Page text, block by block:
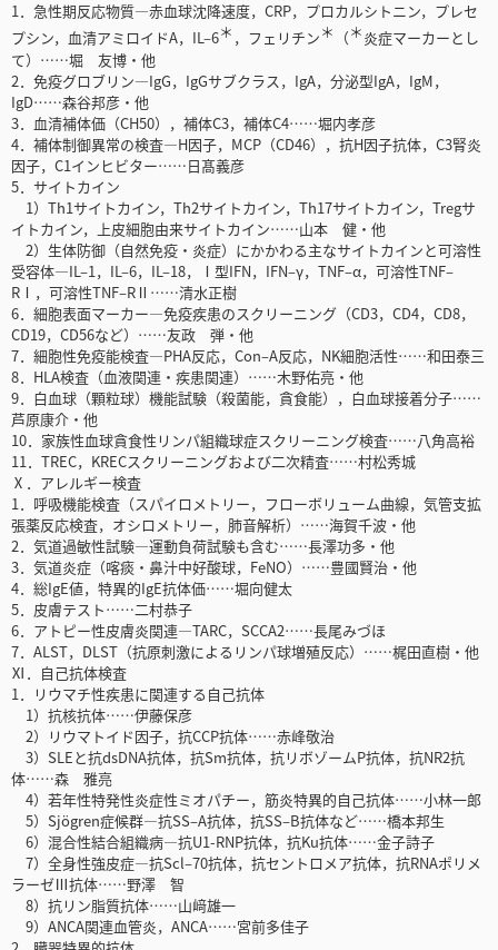
1．急性期反応物質―赤血球沈降速度，CRP，プロカルシトニン，プレセ
プシン，血清アミロイドA，IL‒6＊ ，フェリチン＊ （＊炎症マーカーとし
て）……堀 友博・他
2．免疫グロブリン―IgG，IgGサブクラス，IgA，分泌型IgA，IgM，
IgD……森谷邦彦・他
3．血清補体価（CH50），補体C3，補体C4……堀内孝彦
4．補体制御異常の検査―H因子，MCP（CD46），抗H因子抗体，C3腎炎
因子，C1インヒビター……日髙義彦
5．サイトカイン
1）Th1サイトカイン，Th2サイトカイン，Th17サイトカイン，Tregサ
イトカイン，上皮細胞由来サイトカイン……山本 健・他
2）生体防御（自然免疫・炎症）にかかわる主なサイトカインと可溶性
受容体―IL‒1，IL‒6，IL‒18，Ⅰ型IFN，IFN‒γ，TNF‒α，可溶性TNF‒
RⅠ，可溶性TNF‒RⅡ……清水正樹
6．細胞表面マーカー―免疫疾患のスクリーニング（CD3，CD4，CD8，
CD19，CD56など）……友政 弾・他
7．細胞性免疫能検査―PHA反応，Con‒A反応，NK細胞活性……和田泰三
8．HLA検査（血液関連・疾患関連）……木野佑亮・他
9．白血球（顆粒球）機能試験（殺菌能，貪食能），白血球接着分子……
芦原康介・他
10．家族性血球貪食性リンパ組織球症スクリーニング検査……八角高裕
11．TREC，KRECスクリーニングおよび二次精査……村松秀城
Ⅹ．アレルギー検査
1．呼吸機能検査（スパイロメトリー，フローボリューム曲線，気管支拡
張薬反応検査，オシロメトリー，肺音解析）……海賀千波・他
2．気道過敏性試験―運動負荷試験も含む……長澤功多・他
3．気道炎症（喀痰・鼻汁中好酸球，FeNO）……豊國賢治・他
4．総IgE値，特異的IgE抗体価……堀向健太
5．皮膚テスト……二村恭子
6．アトピー性皮膚炎関連―TARC，SCCA2……長尾みづほ
7．ALST，DLST（抗原刺激によるリンパ球増殖反応）……梶田直樹・他
Ⅺ．自己抗体検査
1．リウマチ性疾患に関連する自己抗体
1）抗核抗体……伊藤保彦
2）リウマトイド因子，抗CCP抗体……赤峰敬治
3）SLEと抗dsDNA抗体，抗Sm抗体，抗リボゾームP抗体，抗NR2抗
体……森 雅亮
4）若年性特発性炎症性ミオパチー，筋炎特異的自己抗体……小林一郎
5）Sjögren症候群―抗SS‒A抗体，抗SS‒B抗体など……橋本邦生
6）混合性結合組織病―抗U1-RNP抗体，抗Ku抗体……金子詩子
7）全身性強皮症―抗Scl‒70抗体，抗セントロメア抗体，抗RNAポリメ
ラーゼⅢ抗体……野澤 智
8）抗リン脂質抗体……山﨑雄一
9）ANCA関連血管炎，ANCA……宮前多佳子